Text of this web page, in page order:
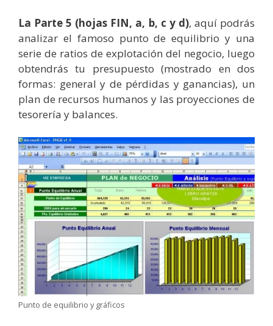
La Parte 5 (hojas FIN, a, b, c y d), aquí podrás
analizar el famoso punto de equilibrio y una
serie de ratios de explotación del negocio, luego
obtendrás tu presupuesto (mostrado en dos
formas: general y de pérdidas y ganancias), un
plan de recursos humanos y las proyecciones de
tesorería y balances.
Punto de equilibrio y gráficos